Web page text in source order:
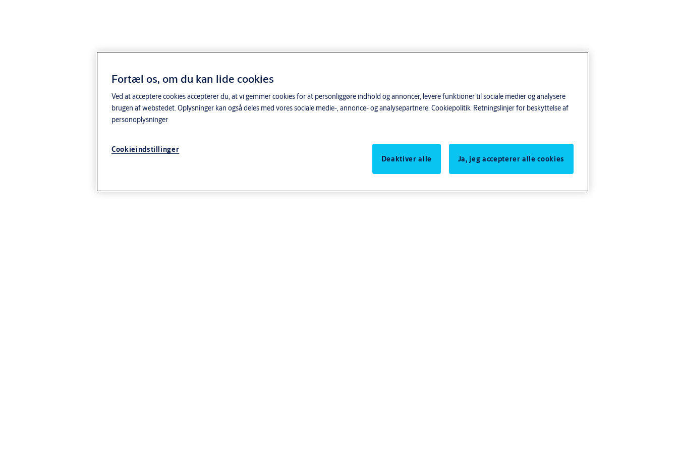
Fortæl os, om du kan lide cookies
Ved at acceptere cookies accepterer du, at vi gemmer cookies for at personliggøre indhold og annoncer, levere funktioner til sociale medier og analysere
brugen af webstedet. Oplysninger kan også deles med vores sociale medie-, annonce- og analysepartnere. Cookiepolitik Retningslinjer for beskyttelse af
personoplysninger
Cookieindstillinger
Deaktiver alle
Ja, jeg accepterer alle cookies